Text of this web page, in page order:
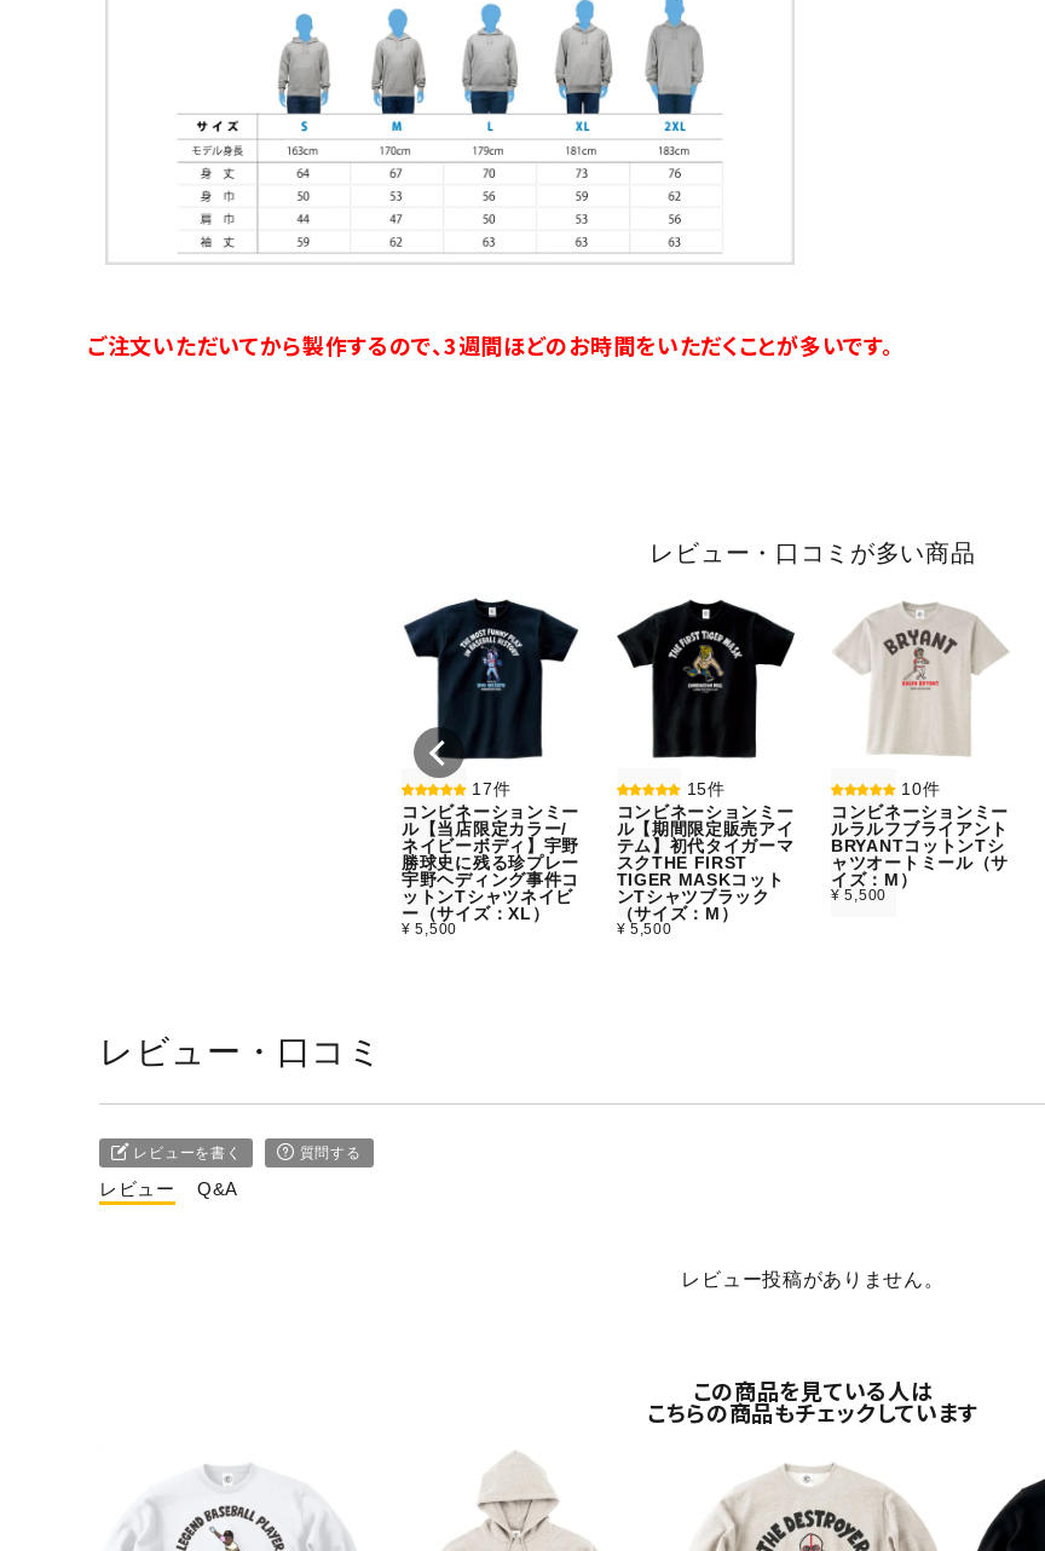
ご注文いただいてから製作するので、3週間ほどのお時間をいただくことが多いです。
レビュー・口コミが多い商品
17件
コンビネーションミー
ル【当店限定カラー/
ネイビーボディ】宇野
勝球史に残る珍プレー
宇野ヘディング事件コ
ットンTシャツネイビ
ー（サイズ：XL）
¥ 5,500
15件
コンビネーションミー
ル【期間限定販売アイ
テム】初代タイガーマ
スクTHE FIRST
TIGER MASKコット
ンTシャツブラック
（サイズ：M）
¥ 5,500
10件
コンビネーションミー
ルラルフブライアント
BRYANTコットンTシ
ャツオートミール（サ
イズ：M）
¥ 5,500
レビュー・口コミ
レビューを書く 質問する
レビュー Q&A
レビュー投稿がありません。
この商品を見ている人は
こちらの商品もチェックしています